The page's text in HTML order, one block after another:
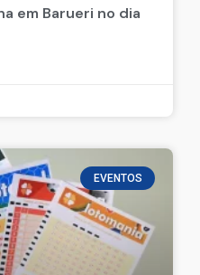
em Barueri no dia
EVENTOS